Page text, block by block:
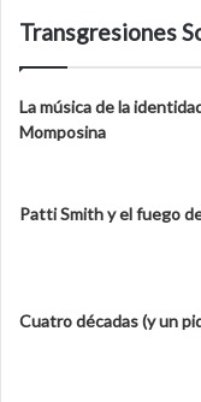
Transgresiones
La música de la
Momposina
Patti Smith y el fuego
Cuatro décadas (y un